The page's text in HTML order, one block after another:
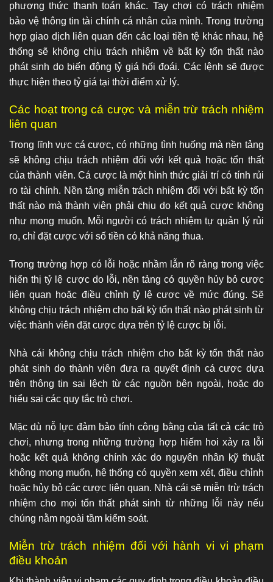
phương thức thanh toán khác. Tay chơi có trách nhiệm
bảo vệ thông tin tài chính cá nhân của mình. Trong trường
hợp giao dịch liên quan đến các loại tiền tệ khác nhau, hệ
thống sẽ không chịu trách nhiệm về bất kỳ tổn thất nào
phát sinh do biến động tỷ giá hối đoái. Các lệnh sẽ được
thực hiện theo tỷ giá tại thời điểm xử lý.
Các hoạt trong cá cược và miễn trừ trách nhiệm
liên quan
Trong lĩnh vực cá cược, có những tình huống mà nền tảng
sẽ không chịu trách nhiệm đối với kết quả hoặc tổn thất
của thành viên. Cá cược là một hình thức giải trí có tính rủi
ro tài chính. Nền tảng miễn trách nhiệm đối với bất kỳ tổn
thất nào mà thành viên phải chịu do kết quả cược không
như mong muốn. Mỗi người có trách nhiệm tự quản lý rủi
ro, chỉ đặt cược với số tiền có khả năng thua.
Trong trường hợp có lỗi hoặc nhầm lẫn rõ ràng trong việc
hiển thị tỷ lệ cược do lỗi, nền tảng có quyền hủy bỏ cược
liên quan hoặc điều chỉnh tỷ lệ cược về mức đúng. Sẽ
không chịu trách nhiệm cho bất kỳ tổn thất nào phát sinh từ
việc thành viên đặt cược dựa trên tỷ lệ cược bị lỗi.
Nhà cái không chịu trách nhiệm cho bất kỳ tổn thất nào
phát sinh do thành viên đưa ra quyết định cá cược dựa
trên thông tin sai lệch từ các nguồn bên ngoài, hoặc do
hiểu sai các quy tắc trò chơi.
Mặc dù nỗ lực đảm bảo tính công bằng của tất cả các trò
chơi, nhưng trong những trường hợp hiếm hoi xảy ra lỗi
hoặc kết quả không chính xác do nguyên nhân kỹ thuật
không mong muốn, hệ thống có quyền xem xét, điều chỉnh
hoặc hủy bỏ các cược liên quan. Nhà cái sẽ miễn trừ trách
nhiệm cho mọi tổn thất phát sinh từ những lỗi này nếu
chúng nằm ngoài tầm kiểm soát.
Miễn trừ trách nhiệm đối với hành vi vi phạm
điều khoản